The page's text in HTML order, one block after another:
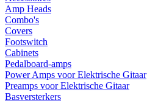
Amp Heads
Combo's
Covers
Footswitch
Cabinets
Pedalboard-amps
Power Amps voor Elektrische Gitaar
Preamps voor Elektrische Gitaar
Basversterkers